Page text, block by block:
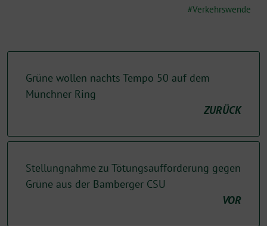
Verkehrswende
Grüne wollen nachts Tempo 50 auf dem
Münchner Ring
ZURÜCK
Stellungnahme zu Tötungsaufforderung gegen
Grüne aus der Bamberger CSU
VOR